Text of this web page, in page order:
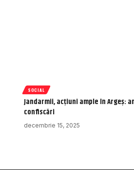
SOCIAL
Jandarmii, acțiuni ample în Argeș:
confiscări
decembrie 15, 2025